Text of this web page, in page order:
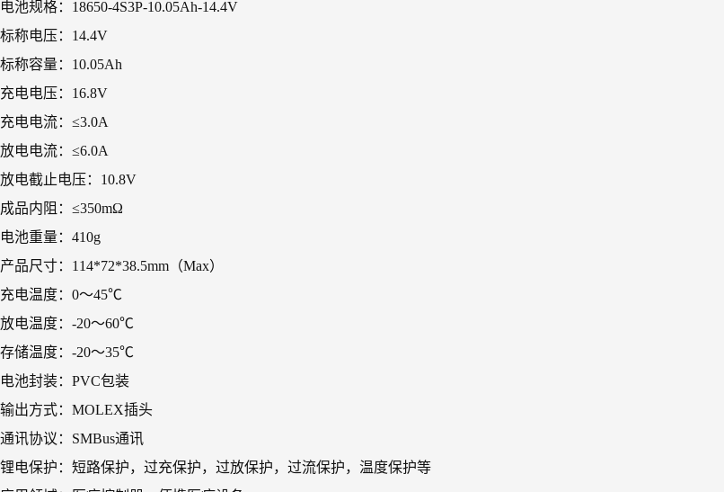
电池规格：18650-4S3P-10.05Ah-14.4V
标称电压：14.4V
标称容量：10.05Ah
充电电压：16.8V
充电电流：≤3.0A
放电电流：≤6.0A
放电截止电压：10.8V
成品内阻：≤350mΩ
电池重量：410g
产品尺寸：114*72*38.5mm（Max）
充电温度：0～45℃
放电温度：-20～60℃
存储温度：-20～35℃
电池封装：PVC包装
输出方式：MOLEX插头
通讯协议：SMBus通讯
锂电保护：短路保护，过充保护，过放保护，过流保护，温度保护等